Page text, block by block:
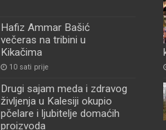
Hafiz Ammar Bašić
večeras na tribini u
Kikačima
10 sati prije
Drugi sajam meda i zdravog
življenja u Kalesiji okupio
pčelare i ljubitelje domaćih
proizvoda